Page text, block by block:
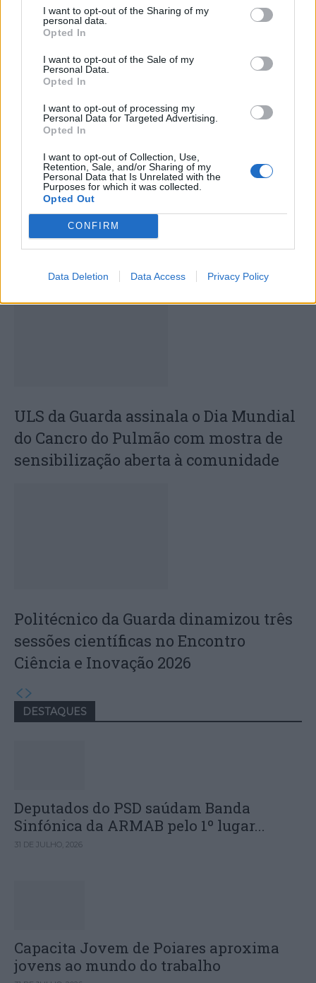
I want to opt-out of the Sharing of my
personal data.
Opted In
I want to opt-out of the Sale of my
Personal Data.
Opted In
I want to opt-out of processing my
Personal Data for Targeted Advertising.
Opted In
I want to opt-out of Collection, Use,
Retention, Sale, and/or Sharing of my
Personal Data that Is Unrelated with the
Purposes for which it was collected.
Opted Out
CONFIRM
Data Deletion Data Access Privacy Policy
ARTIGOS RELACIONADOSMAIS DO AUTOR
Colheita de sangue regressa ao
Hospital Sousa Martins durante o mês
ULS da Guarda assinala o Dia Mundial
do Cancro do Pulmão com mostra de
sensibilização aberta à comunidade
Politécnico da Guarda dinamizou três
sessões científicas no Encontro
Ciência e Inovação 2026
DESTAQUES
Deputados do PSD saúdam Banda
Sinfónica da ARMAB pelo 1º lugar...
31 DE JULHO, 2026
Capacita Jovem de Poiares aproxima
jovens ao mundo do trabalho